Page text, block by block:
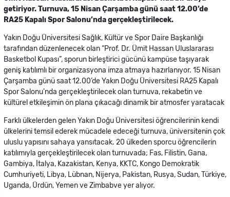
getiriyor. Turnuva, 15 Nisan Çarşamba günü saat 12.00’de
RA25 Kapalı Spor Salonu’nda gerçekleştirilecek.
Yakın Doğu Üniversitesi Sağlık, Kültür ve Spor Daire Başkanlığı
tarafından düzenlenecek olan “Prof. Dr. Ümit Hassan Uluslararası
Basketbol Kupası”, sporun birleştirici gücünü kampüse taşıyarak
geniş katılımlı bir organizasyona imza atmaya hazırlanıyor. 15 Nisan
Çarşamba günü saat 12.00’deYakın Doğu Üniversitesi RA25 Kapalı
Spor Salonu’nda gerçekleştirilecek olan turnuva, rekabetin ve
kültürel etkileşimin ön plana çıkacağı dinamik bir atmosfer yaratacak
Farklı ülkelerden gelen Yakın Doğu Üniversitesi öğrencilerinin kendi
ülkelerini temsil ederek mücadele edeceği turnuva, üniversitenin çok
uluslu yapısını sahaya yansıtacak. 20 ülkeden sporcu öğrencilerin
katılımıyla gerçekleştirilecek olan turnuvada; Fas, Filistin, Gana,
Gambiya, İtalya, Kazakistan, Kenya, KKTC, Kongo Demokratik
Cumhuriyeti, Libya, Lübnan, Nijerya, Pakistan, Rusya, Sudan, Türkiye,
Uganda, Ürdün, Yemen ve Zimbabve yer alıyor.